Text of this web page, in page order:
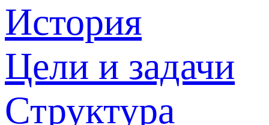
История
Цели и задачи
Структура